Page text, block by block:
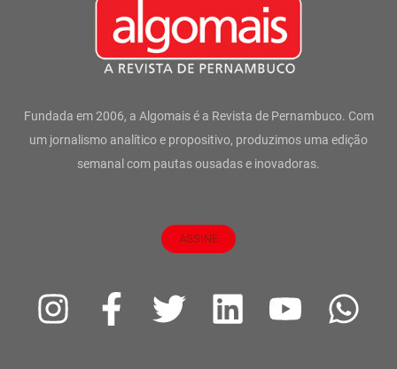
Fundada em 2006, a Algomais é a Revista de Pernambuco. Com
um jornalismo analítico e propositivo, produzimos uma edição
semanal com pautas ousadas e inovadoras.
ASSINE
I
F
a
T
L
Y
W